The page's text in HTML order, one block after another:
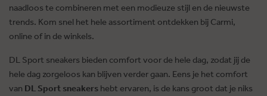
naadloos te combineren met een modieuze stijl en de nieuwste
trends. Kom snel het hele assortiment ontdekken bij Carmi,
online of in de winkels.
DL Sport sneakers bieden comfort voor de hele dag, zodat jij de
hele dag zorgeloos kan blijven verder gaan. Eens je het comfort
van DL Sport sneakers hebt ervaren, is de kans groot dat je niks